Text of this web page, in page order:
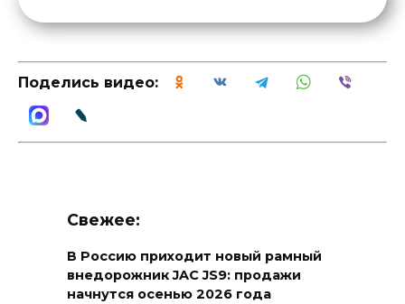
Поделись видео:
Свежее:
В Россию приходит новый рамный
внедорожник JAC JS9: продажи
начнутся осенью 2026 года